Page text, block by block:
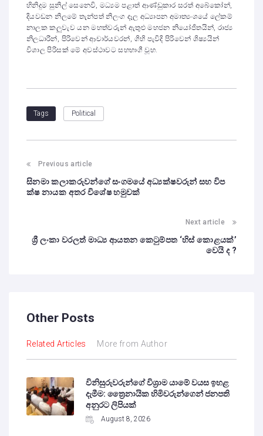
හිනිදුම සුනිල් සෙනෙවි, මධ්‍යම පළාත් ආණ්ඩුකාර සරත් අබේකෝන්,
දියවඩන නිලමේ තැන්පත් නිලංග දෑල අධ්‍යාපන අමාත්‍යංශයේ ලේකම්
නාලක කලුවැව යන මහත්වරුන් ඇතුළු මහජන නියෝජිතයින්, රාජ්‍ය
නිලධාරීන්, පිරිවෙන් ආචාර්යවරන්, ගිහි පැවිදි පිරිවෙන් ශිෂ්‍යයින්
විශාල පිරිසක් මේ අවස්ථාවට සහභාගී වූහ.
Tags Political
Previous article
සිනමා කලාකරුවන්ගේ සංගමයේ අධ්‍යක්ෂවරුන් සහ විප
ක්ෂ නායක අතර විශේෂ හමුවක්
Next article
ශ්‍රී ලංකා වරලත් මාධ්‍ය ආයතන කෙටුම්පත ‘හිස් කොළයක්’
වෙයි ද ?
Other Posts
Related Articles More from Author
විනිසුරුවරුන්ගේ විශ්‍රාම යාමේ වයස ඉහළ
දැමීම: ත්‍රෛනායික හිමිවරුන්ගෙන් ජනපති
අනුරට ලිපියක්
August 8, 2026